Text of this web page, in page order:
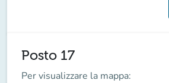
Posto 17
Per visualizzare la mappa: